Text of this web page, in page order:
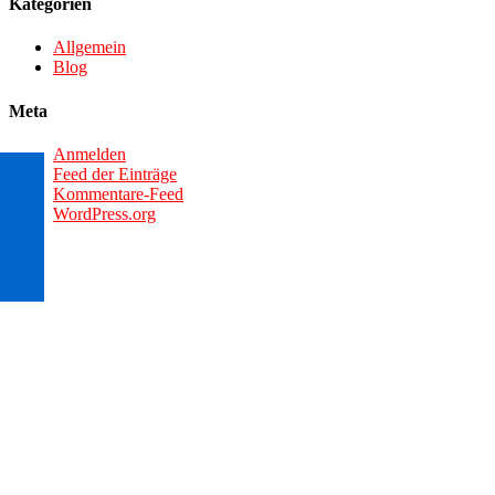
Kategorien
Allgemein
Blog
Meta
Anmelden
Feed der Einträge
Kommentare-Feed
WordPress.org